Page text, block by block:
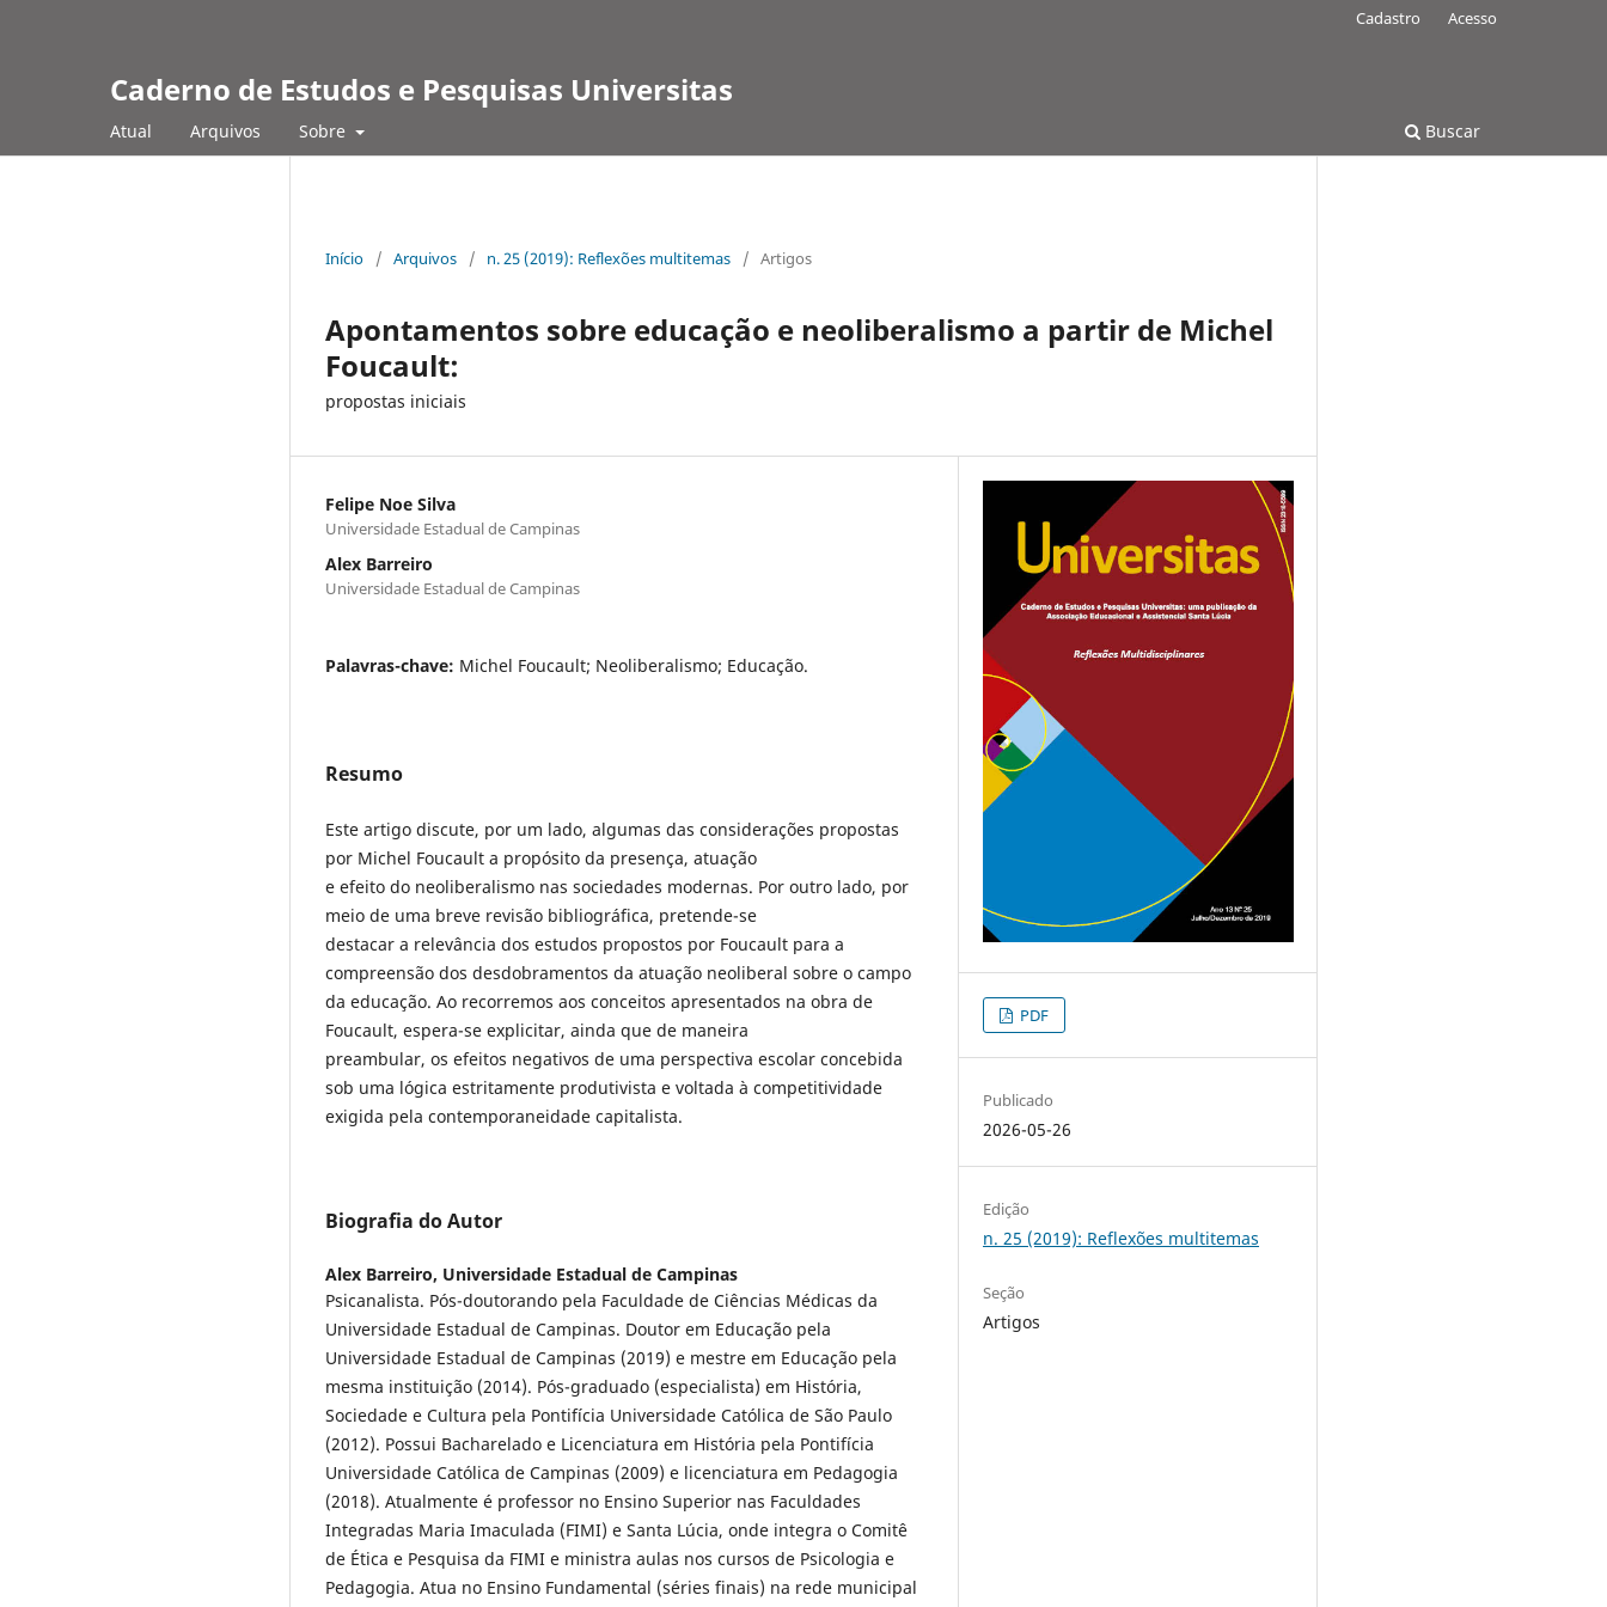
Caderno de Estudos e Pesquisas Universitas
Atual Arquivos Sobre Buscar
Cadastro Acesso
Início / Arquivos / n. 25 (2019): Reflexões multitemas / Artigos
Apontamentos sobre educação e neoliberalismo a partir de Michel
Foucault:
propostas iniciais
Felipe Noe Silva
Universidade Estadual de Campinas
Alex Barreiro
Universidade Estadual de Campinas
Palavras-chave: Michel Foucault; Neoliberalismo; Educação.
Resumo
Este artigo discute, por um lado, algumas das considerações propostas
por Michel Foucault a propósito da presença, atuação
e efeito do neoliberalismo nas sociedades modernas. Por outro lado, por
meio de uma breve revisão bibliográfica, pretende-se
destacar a relevância dos estudos propostos por Foucault para a
compreensão dos desdobramentos da atuação neoliberal sobre o campo
da educação. Ao recorremos aos conceitos apresentados na obra de
Foucault, espera-se explicitar, ainda que de maneira
preambular, os efeitos negativos de uma perspectiva escolar concebida
sob uma lógica estritamente produtivista e voltada à competitividade
exigida pela contemporaneidade capitalista.
Biografia do Autor
Alex Barreiro, Universidade Estadual de Campinas
Psicanalista. Pós-doutorando pela Faculdade de Ciências Médicas da
Universidade Estadual de Campinas. Doutor em Educação pela
Universidade Estadual de Campinas (2019) e mestre em Educação pela
mesma instituição (2014). Pós-graduado (especialista) em História,
Sociedade e Cultura pela Pontifícia Universidade Católica de São Paulo
(2012). Possui Bacharelado e Licenciatura em História pela Pontifícia
Universidade Católica de Campinas (2009) e licenciatura em Pedagogia
(2018). Atualmente é professor no Ensino Superior nas Faculdades
Integradas Maria Imaculada (FIMI) e Santa Lúcia, onde integra o Comitê
de Ética e Pesquisa da FIMI e ministra aulas nos cursos de Psicologia e
Pedagogia. Atua no Ensino Fundamental (séries finais) na rede municipal
PDF
Publicado
2026-05-26
Edição
n. 25 (2019): Reflexões multitemas
Seção
Artigos